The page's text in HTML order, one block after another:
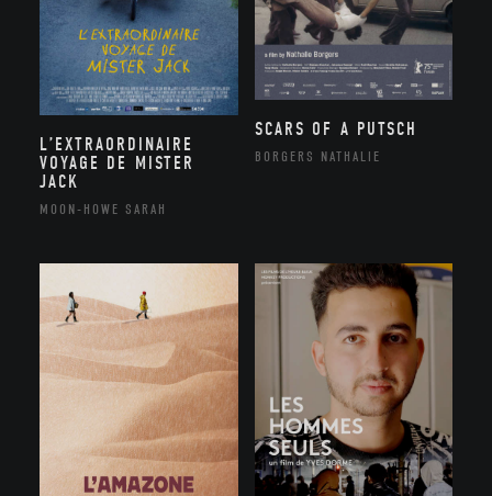
L’EXTRAORDINAIRE
VOYAGE DE MISTER
JACK
MOON-HOWE SARAH
SCARS OF A PUTSCH
BORGERS NATHALIE